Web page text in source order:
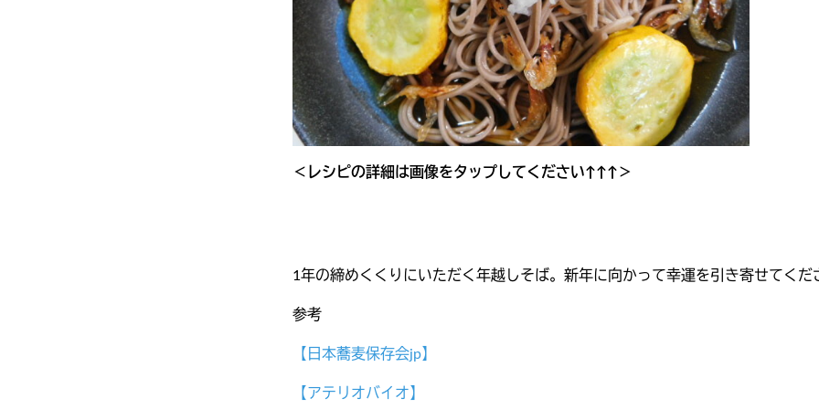
＜レシピの詳細は画像をタップしてください↑↑↑＞
1年の締めくくりにいただく年越しそば。新年に向かって幸運を引き寄せてくだ
参考
【日本蕎麦保存会jp】
【アテリオバイオ】